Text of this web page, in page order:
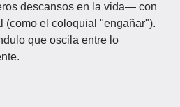
descansos en la vida— con
(como el coloquial "engañar").
que oscila entre lo